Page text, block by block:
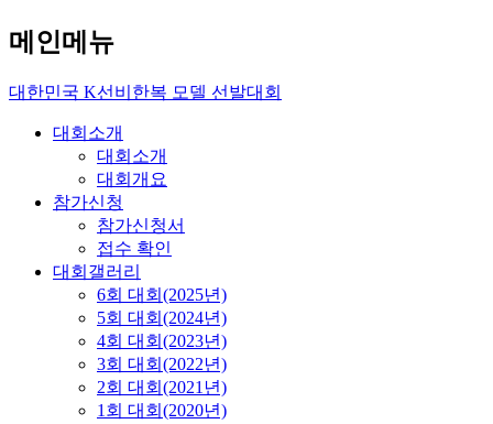
메인메뉴
대한민국 K선비한복 모델 선발대회
대회소개
대회소개
대회개요
참가신청
참가신청서
접수 확인
대회갤러리
6회 대회(2025년)
5회 대회(2024년)
4회 대회(2023년)
3회 대회(2022년)
2회 대회(2021년)
1회 대회(2020년)